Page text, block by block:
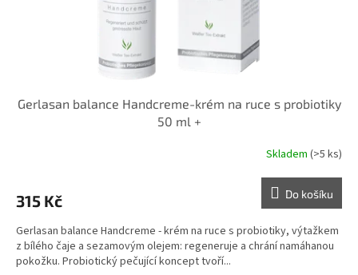
Gerlasan balance Handcreme-krém na ruce s probiotiky
50 ml +
Skladem (>5 ks)
315 Kč Do košíku
Gerlasan balance Handcreme - krém na ruce s probiotiky, výtažkem
z bílého čaje a sezamovým olejem: regeneruje a chrání namáhanou
pokožku. Probiotický pečující koncept tvoří...